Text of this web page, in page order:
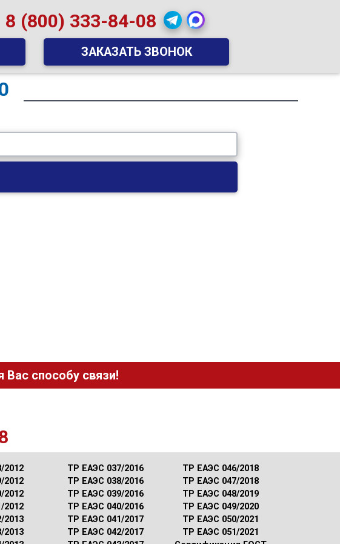
8 (800) 333-84-08
ЗАКАЗАТЬ ЗВОНОК
способу связи!
2012
2012
2012
2012
2013
2013
ТР ЕАЭС 037/2016
ТР ЕАЭС 038/2016
ТР ЕАЭС 039/2016
ТР ЕАЭС 040/2016
ТР ЕАЭС 041/2017
ТР ЕАЭС 042/2017
ТР ЕАЭС 046/2018
ТР ЕАЭС 047/2018
ТР ЕАЭС 048/2019
ТР ЕАЭС 049/2020
ТР ЕАЭС 050/2021
ТР ЕАЭС 051/2021